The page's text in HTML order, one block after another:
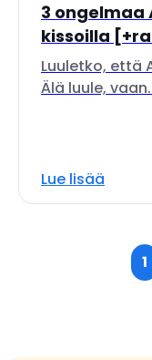
3 ongelmaa
kissoilla
Luuletko, että
Älä luule,
Lue lisää
1